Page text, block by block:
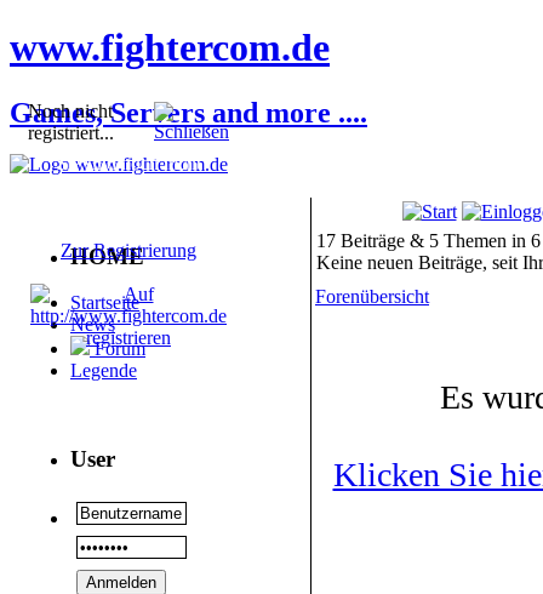
www.fightercom.de
Games, Servers and more ....
HOME
Startseite
News
Forum
Legende
User
17 Beiträge & 5 Themen in
Keine neuen Beiträge, seit
Forenübersicht
Es
Klicken Sie
Noch nicht
registriert...
Sie sind noch nicht
Zur Registrierung